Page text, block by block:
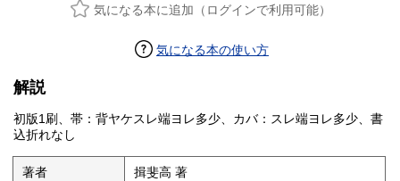
気になる本に追加（ログインで利用可能）
気になる本の使い方
解説
初版1刷、帯：背ヤケスレ端ヨレ多少、カバ：スレ端ヨレ多少、書
込折れなし
著者 揖斐高 著